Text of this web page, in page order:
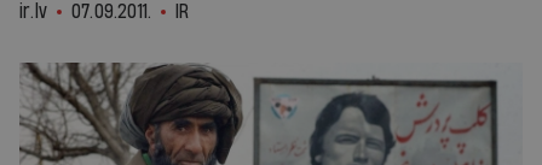
ir.lv 07.09.2011. IR